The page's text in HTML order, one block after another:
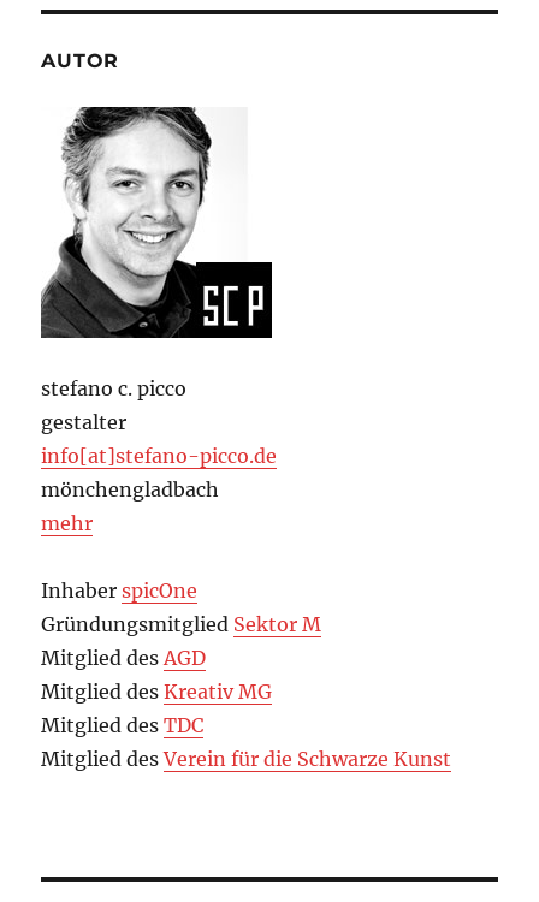
AUTOR
stefano c. picco
gestalter
info[at]stefano-picco.de
mönchengladbach
mehr
InhaberspicOne
Gründungsmitglied Sektor M
Mitglied des AGD
Mitglied desKreativ MG
Mitglied desTDC
Mitglied desVerein für die Schwarze Kunst